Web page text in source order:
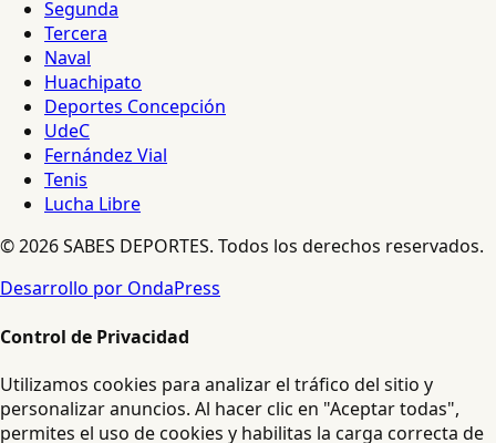
Segunda
Tercera
Naval
Huachipato
Deportes Concepción
UdeC
Fernández Vial
Tenis
Lucha Libre
© 2026 SABES DEPORTES. Todos los derechos reservados.
Desarrollo por OndaPress
Control de Privacidad
Utilizamos cookies para analizar el tráfico del sitio y
personalizar anuncios. Al hacer clic en "Aceptar todas",
permites el uso de cookies y habilitas la carga correcta de